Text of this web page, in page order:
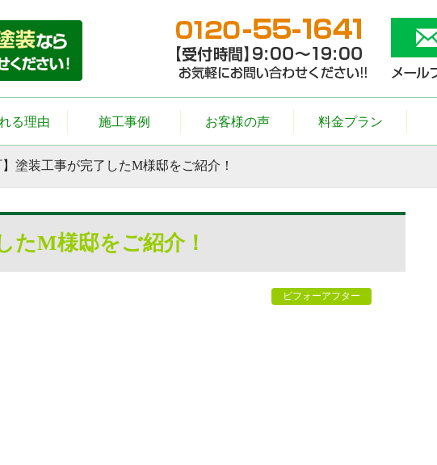
る理由 施工事例 お客様の声 料金プラン
塗装工事が完了したM様邸をご紹介！
たM様邸をご紹介！
ビフォーアフター